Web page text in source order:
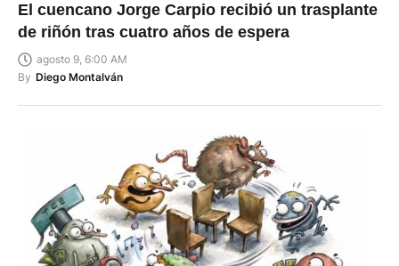
El cuencano Jorge Carpio recibió un trasplante
de riñón tras cuatro años de espera
agosto 9, 6:00 AM
By Diego Montalván